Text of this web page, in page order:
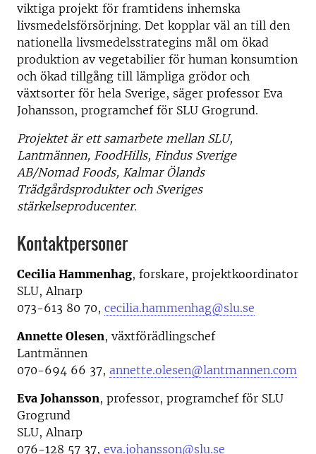
viktiga projekt för framtidens inhemska
livsmedelsförsörjning. Det kopplar väl an till den
nationella livsmedelsstrategins mål om ökad
produktion av vegetabilier för human konsumtion
och ökad tillgång till lämpliga grödor och
växtsorter för hela Sverige, säger professor Eva
Johansson, programchef för SLU Grogrund.
Projektet är ett samarbete mellan SLU,
Lantmännen, FoodHills, Findus Sverige
AB/Nomad Foods, Kalmar Ölands
Trädgårdsprodukter och Sveriges
stärkelseproducenter.
Kontaktpersoner
Cecilia Hammenhag, forskare, projektkoordinator
SLU, Alnarp
073-613 80 70, cecilia.hammenhag@slu.se
Annette Olesen, växtförädlingschef
Lantmännen
070-694 66 37, annette.olesen@lantmannen.com
Eva Johansson, professor, programchef för SLU
Grogrund
SLU, Alnarp
076-128 57 37, eva.johansson@slu.se